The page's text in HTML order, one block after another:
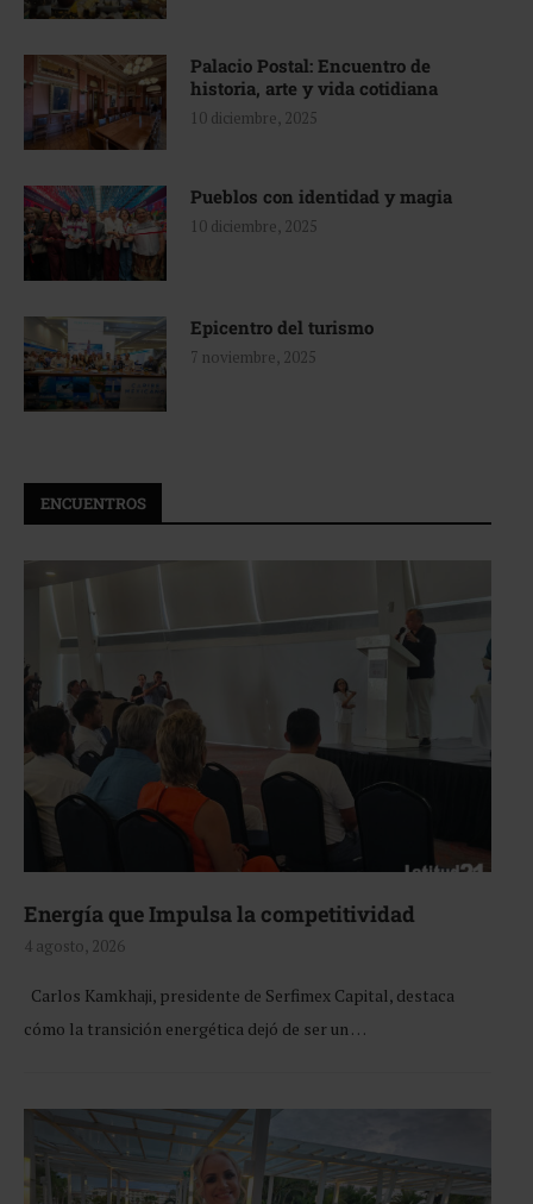
Palacio Postal: Encuentro de
historia, arte y vida cotidiana
10 diciembre, 2025
Pueblos con identidad y magia
10 diciembre, 2025
Epicentro del turismo
7 noviembre, 2025
ENCUENTROS
Energía que Impulsa la competitividad
4 agosto, 2026
Carlos Kamkhaji, presidente de Serfimex Capital, destaca
cómo la transición energética dejó de ser un …